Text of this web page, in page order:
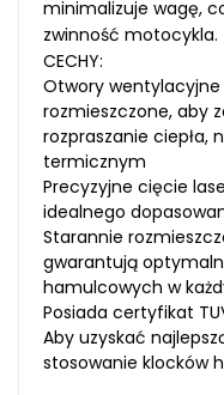
minimalizuje wagę,
zwinność motocykla.
CECHY:
Otwory wentylacyjne
rozmieszczone, aby
rozpraszanie ciepła,
termicznym
Precyzyjne cięcie
idealnego
Starannie
gwarantują
hamulcowych w
Posiada certyfikat
Aby uzyskać
stosowanie klocków